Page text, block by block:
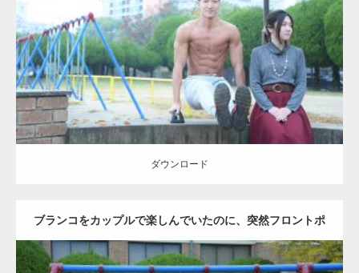
Category:公園のマッチョ その他 AKIHITO(細マッチョ) 腹筋
ダウンロード
ダウンロード
ブランコをカップルで楽しんでいたのに、突然フロントポ
ーズをするマッチョ